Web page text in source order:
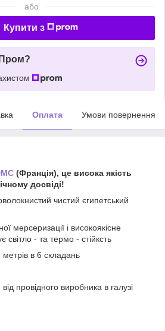
або
Купити з
Оплата Умови повернення
(Франція), це висока якість
досвіді!
чистий єгипетський
мерсеризації і високоякісне
світло - та термо - стійксть
в 6 складань
провідного виробника в галузі